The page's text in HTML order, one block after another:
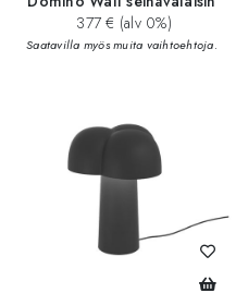
377 € (alv 0%)
Saatavilla myös muita vaihtoehtoja.